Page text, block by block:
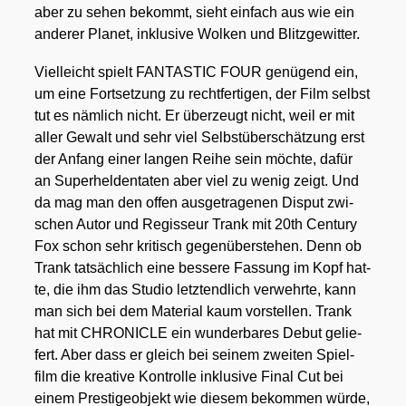
aber zu sehen bekommt, sieht ein­fach aus wie ein
ande­rer Pla­net, inklu­si­ve Wol­ken und Blitz­ge­wit­ter.
Viel­leicht spielt FANTASTIC FOUR genü­gend ein,
um eine Fort­set­zung zu recht­fer­ti­gen, der Film selbst
tut es näm­lich nicht. Er über­zeugt nicht, weil er mit
aller Gewalt und sehr viel Selbst­über­schät­zung erst
der Anfang einer lan­gen Rei­he sein möch­te, dafür
an Super­hel­den­ta­ten aber viel zu wenig zeigt. Und
da mag man den offen aus­ge­tra­ge­nen Dis­put zwi­
schen Autor und Regis­seur Trank mit 20th Cen­tu­ry
Fox schon sehr kri­tisch gegen­über­ste­hen. Denn ob
Trank tat­säch­lich eine bes­se­re Fas­sung im Kopf hat­
te, die ihm das Stu­dio letzt­end­lich ver­wehr­te, kann
man sich bei dem Mate­ri­al kaum vor­stel­len. Trank
hat mit CHRONICLE ein wun­der­ba­res Debut gelie­
fert. Aber dass er gleich bei sei­nem zwei­ten Spiel­
film die krea­ti­ve Kon­trol­le inklu­si­ve Final Cut bei
einem Pres­ti­ge­ob­jekt wie die­sem bekom­men wür­de,